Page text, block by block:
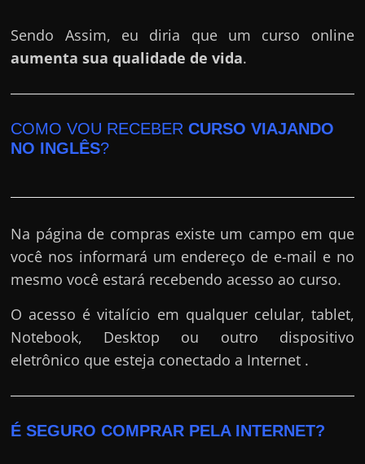
Sendo Assim, eu diria que um curso online
aumenta sua qualidade de vida.
COMO VOU RECEBERCURSO VIAJANDO
NO INGLÊS?
Na página de compras existe um campo em que
você nos informará um endereço de e-mail e no
mesmo você estará recebendo acesso ao curso.
O acesso é vitalício em qualquer celular, tablet,
Notebook, Desktop ou outro dispositivo
eletrônico que esteja conectado a Internet .
É SEGURO COMPRAR PELA INTERNET?